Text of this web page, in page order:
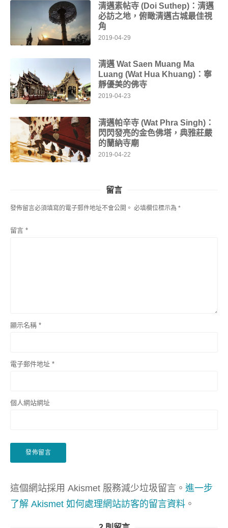
清邁素帖寺 (Doi Suthep)：清邁
必訪之地，俯瞰清邁古城最佳視
角
2019-04-29
清邁 Wat Saen Muang Ma
Luang (Wat Hua Khuang)：寧
靜優美的佛寺
2019-04-23
清邁帕辛寺 (Wat Phra Singh)：
閃閃發亮的金色佛塔，典雅莊嚴
的蘭納寺廟
2019-04-22
留言
發佈留言必須填寫的電子郵件地址不會公開。 必填欄位標示為 *
留言 *
顯示名稱 *
電子郵件地址 *
個人網站網址
這個網站採用 Akismet 服務減少垃圾留言。 進一步
了解 Akismet 如何處理網站訪客的留言資料 。